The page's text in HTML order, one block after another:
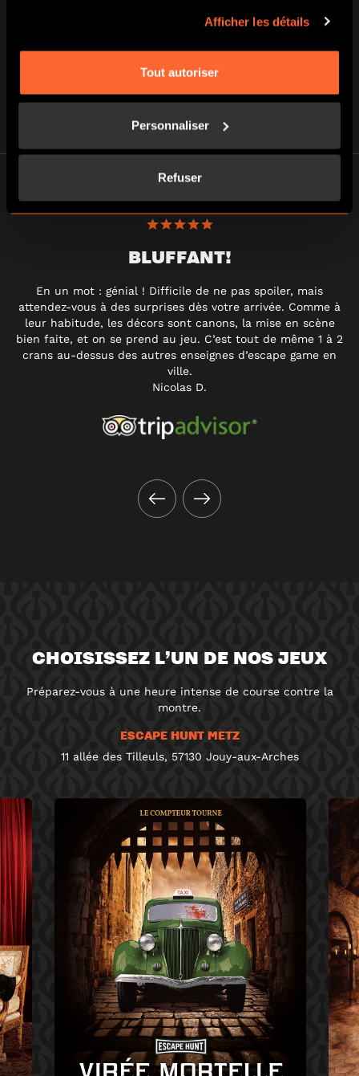
Afficher les détails
Tout autoriser
Personnaliser
Refuser
BLUFFANT!
En un mot : génial ! Difficile de ne pas spoiler, mais
attendez-vous à des surprises dès votre arrivée. Comme à
leur habitude, les décors sont canons, la mise en scène
bien faite, et on se prend au jeu. C’est tout de même 1 à 2
crans au-dessus des autres enseignes d’escape game en
ville.
Nicolas D.
CHOISISSEZ L’UN DE NOS JEUX
Préparez-vous à une heure intense de course contre la
montre.
ESCAPE HUNT METZ
11 allée des Tilleuls, 57130 Jouy-aux-Arches